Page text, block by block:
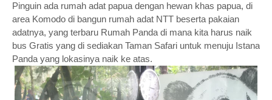
Pinguin ada rumah adat papua dengan hewan khas papua, di
area Komodo di bangun rumah adat NTT beserta pakaian
adatnya, yang terbaru Rumah Panda di mana kita harus naik
bus Gratis yang di sediakan Taman Safari untuk menuju Istana
Panda yang lokasinya naik ke atas.